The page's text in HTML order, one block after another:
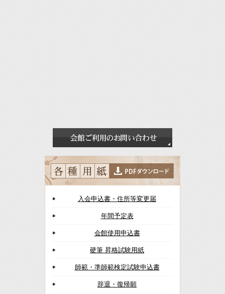
入会申込書・住所等変更届
年間予定表
会館使用申込書
硬筆 昇格試験用紙
師範・準師範検定試験申込書
辞退・復帰願